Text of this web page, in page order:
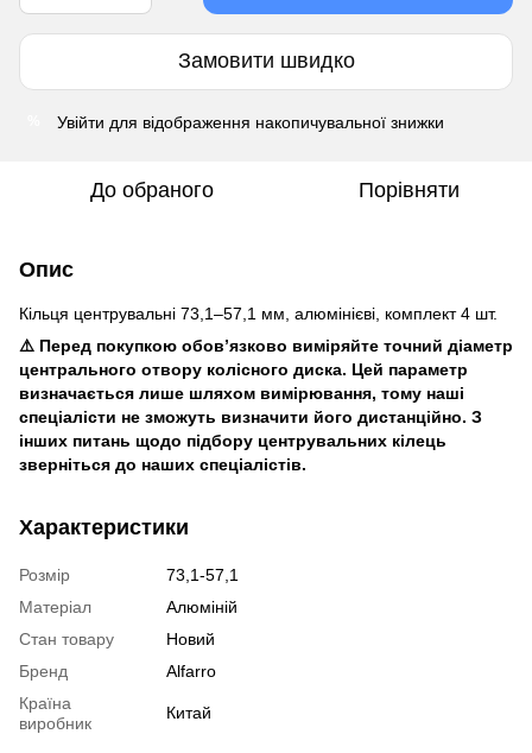
Замовити швидко
Увійти для відображення накопичувальної знижки
До обраного Порівняти
Опис
Кільця центрувальні 73,1–57,1 мм, алюмінієві, комплект 4 шт.
⚠️ Перед покупкою обов’язково виміряйте точний діаметр
центрального отвору колісного диска. Цей параметр
визначається лише шляхом вимірювання, тому наші
спеціалісти не зможуть визначити його дистанційно. З
інших питань щодо підбору центрувальних кілець
зверніться до наших спеціалістів.
Характеристики
Розмір
73,1-57,1
Матеріал
Алюміній
Стан товару
Новий
Бренд
Alfarro
Країна
виробник
Китай